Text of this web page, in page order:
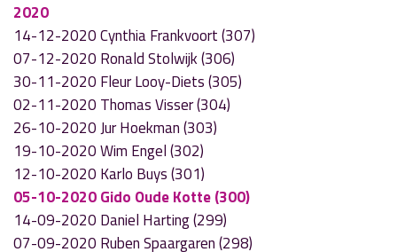
2020
14-12-2020 Cynthia Frankvoort (307)
07-12-2020 Ronald Stolwijk (306)
30-11-2020 Fleur Looy-Diets (305)
02-11-2020 Thomas Visser (304)
26-10-2020 Jur Hoekman (303)
19-10-2020 Wim Engel (302)
12-10-2020 Karlo Buys (301)
05-10-2020 Gido Oude Kotte (300)
14-09-2020 Daniel Harting (299)
07-09-2020 Ruben Spaargaren (298)